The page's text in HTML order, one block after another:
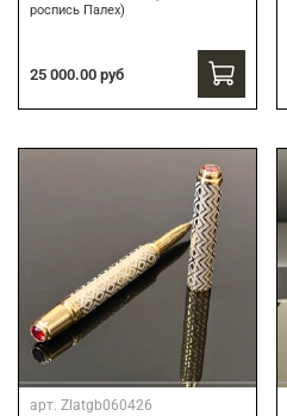
роспись Палех)
25 000.00 руб
арт. Zlatgb060426